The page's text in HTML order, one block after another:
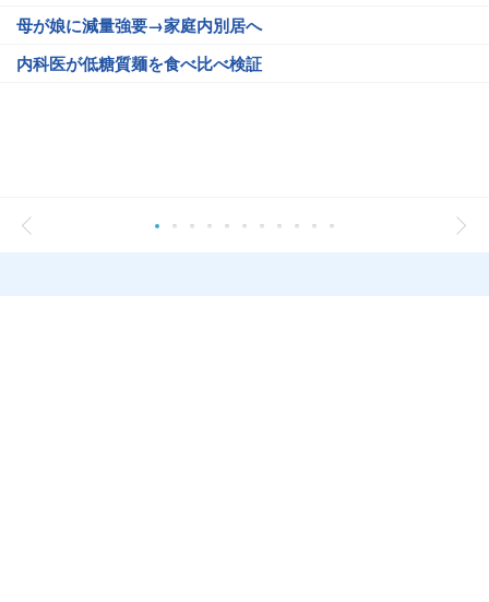
母が娘に減量強要→家庭内別居へ
内科医が低糖質麺を食べ比べ検証